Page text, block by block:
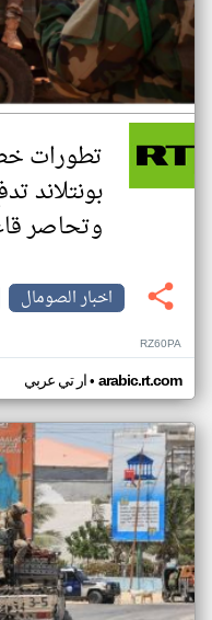
تطورات
بونتلاند
وتحاصر
اخبار الصومال
RZ60PA
ار تي عربي• arabic.rt.com